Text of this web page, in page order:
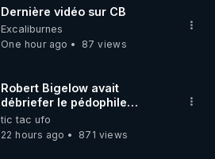
Dernière vidéo sur CB
Excaliburnes
One hour ago
87 views
Robert Bigelow avait
débriefer le pédophile
génocidaire de donald j
trump
tic tac ufo
22 hours ago
871 views